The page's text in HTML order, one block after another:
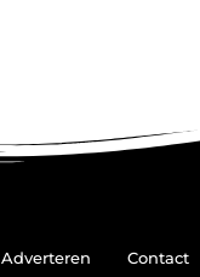
Adverteren Contact